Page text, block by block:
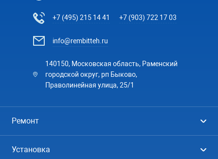
+7 (495) 215 14 41 +7 (903) 722 17 03
info@rembitteh.ru
140150, Московская область, Раменский
городской округ, рп Быково,
Праволинейная улица, 25/1
Ремонт
Установка